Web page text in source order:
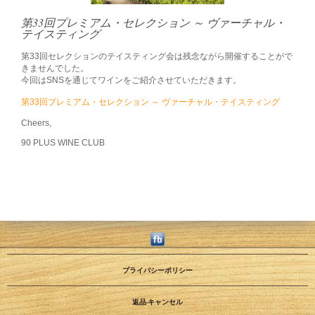
第33回プレミアム・セレクション ～ ヴァーチャル・
テイスティング
第33回セレクションのテイスティング会は残念ながら開催することがで
きませんでした。
今回はSNSを通じてワインをご紹介させていただきます。
第33回プレミアム・セレクション ～ ヴァーチャル・テイスティング
Cheers,
90 PLUS WINE CLUB
プライバシーポリシー
返品·キャンセル